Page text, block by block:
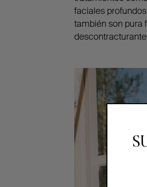
faciales
también son pura